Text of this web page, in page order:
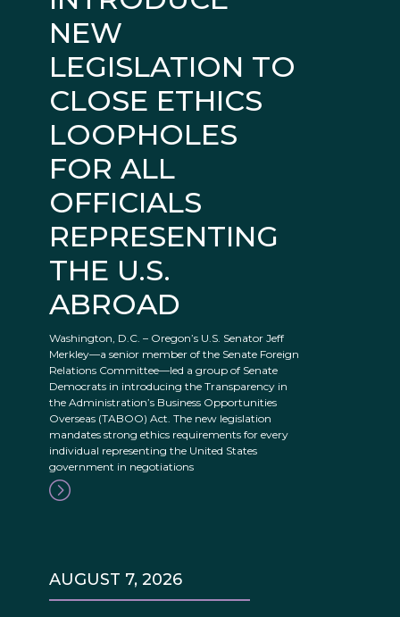
NEW
LEGISLATION TO
CLOSE ETHICS
LOOPHOLES
FOR ALL
OFFICIALS
REPRESENTING
THE U.S.
ABROAD
Washington, D.C. – Oregon’s U.S. Senator Jeff
Merkley—a senior member of the Senate Foreign
Relations Committee—led a group of Senate
Democrats in introducing the Transparency in
the Administration’s Business Opportunities
Overseas (TABOO) Act. The new legislation
mandates strong ethics requirements for every
individual representing the United States
government in negotiations
AUGUST 7, 2026